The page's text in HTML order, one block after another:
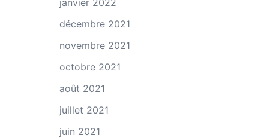
janvier 2022
décembre 2021
novembre 2021
octobre 2021
août 2021
juillet 2021
juin 2021